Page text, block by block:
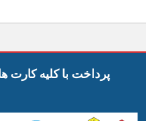
پرداخت با کلیه کارت